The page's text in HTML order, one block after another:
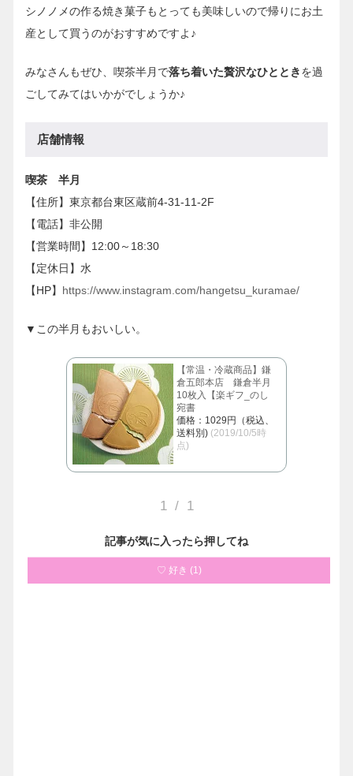
シノノメの作る焼き菓子もとっても美味しいので帰りにお土
産として買うのがおすすめですよ♪
みなさんもぜひ、喫茶半月で落ち着いた贅沢なひとときを過
ごしてみてはいかがでしょうか♪
店舗情報
喫茶 半月
【住所】東京都台東区蔵前4-31-11-2F
【電話】非公開
【営業時間】12:00～18:30
【定休日】水
【HP】 https://www.instagram.com/hangetsu_kuramae/
▼この半月もおいしい。
【常温・冷蔵商品】鎌
倉五郎本店 鎌倉半月
10枚入【楽ギフ_のし
宛書
価格：1029円（税込、
送料別) (2019/10/5時
点)
1 / 1
記事が気に入ったら押してね
♡ 好き (1 )